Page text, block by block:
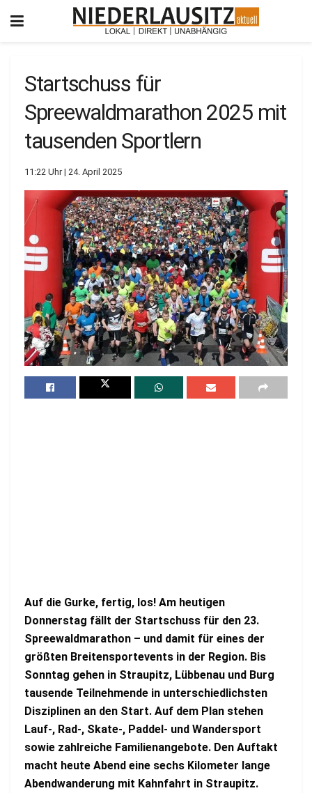
Startschuss für
Spreewaldmarathon 2025 mit
tausenden Sportlern
11:22 Uhr | 24. April 2025
Auf die Gurke, fertig, los! Am heutigen
Donnerstag fällt der Startschuss für den 23.
Spreewaldmarathon – und damit für eines der
größten Breitensportevents in der Region. Bis
Sonntag gehen in Straupitz, Lübbenau und Burg
tausende Teilnehmende in unterschiedlichsten
Disziplinen an den Start. Auf dem Plan stehen
Lauf-, Rad-, Skate-, Paddel- und Wandersport
sowie zahlreiche Familienangebote. Den Auftakt
macht heute Abend eine sechs Kilometer lange
Abendwanderung mit Kahnfahrt in Straupitz.